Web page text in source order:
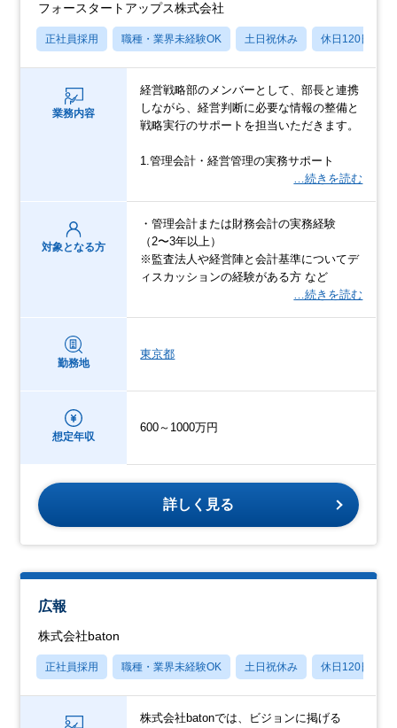
フォースタートアップス株式会社
正社員採用 職種・業界未経験OK 土日祝休み 休日120日以上
業務内容
経営戦略部のメンバーとして、部長と連携
しながら、経営判断に必要な情報の整備と
戦略実行のサポートを担当いただきます。
1.管理会計・経営管理の実務サポート
…続きを読む
対象となる方
・管理会計または財務会計の実務経験
（2〜3年以上）
※監査法人や経営陣と会計基準についてデ
ィスカッションの経験がある方 など
…続きを読む
勤務地
東京都
想定年収
600～1000万円
詳しく見る
広報
株式会社baton
正社員採用 職種・業界未経験OK 土日祝休み 休日120日以上
株式会社batonでは、ビジョンに掲げる